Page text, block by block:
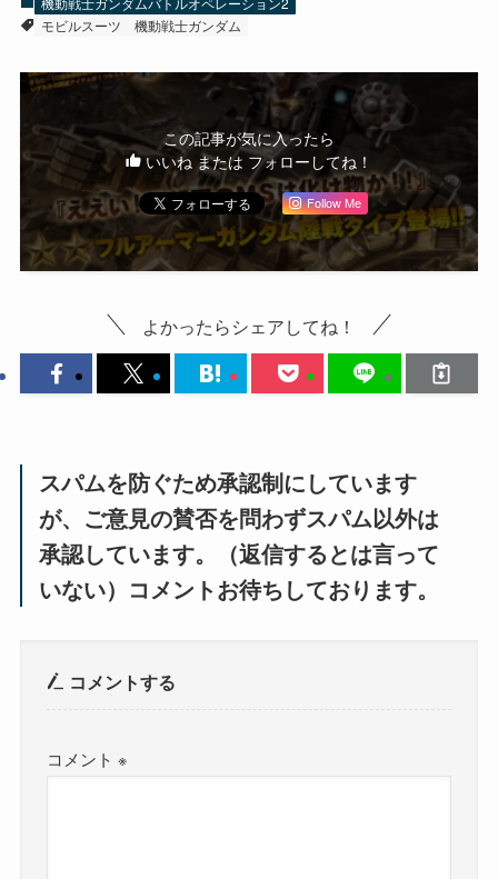
モビルスーツ
機動戦士ガンダム
この記事が気に入ったら
いいね または フォローしてね！
Follow Me
よかったらシェアしてね！
スパムを防ぐため承認制にしています
が、ご意見の賛否を問わずスパム以外は
承認しています。（返信するとは言って
いない）コメントお待ちしております。
コメントする
コメント※